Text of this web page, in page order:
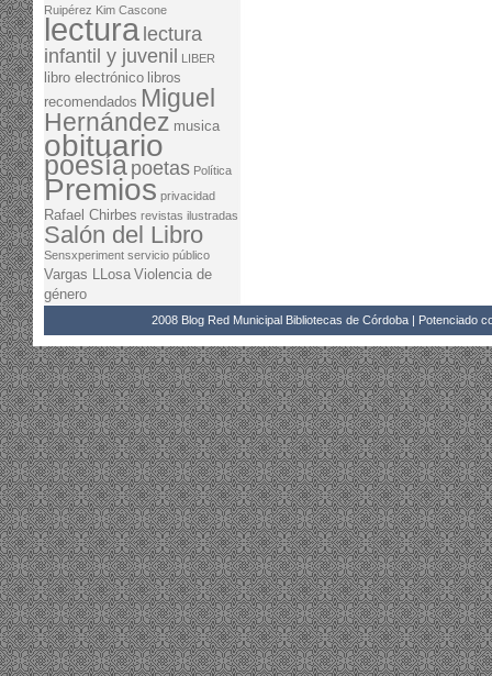
Ruipérez Kim Cascone
lectura lectura
infantil y juvenil
LIBER
libro electrónico libros
recomendados Miguel
Hernández musica
obituario
poesía poetas Política
Premios privacidad
Rafael Chirbes revistas ilustradas
Salón del Libro
Sensxperiment servicio público
Vargas LLosa Violencia de
género
2008 Blog Red Municipal Bibliotecas de Córdoba | Potenciado